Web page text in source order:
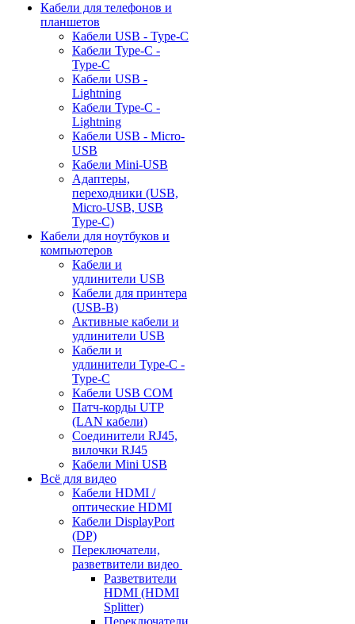
Кабели для телефонов и
планшетов
Кабели USB - Type-C
Кабели Type-C -
Type-C
Кабели USB -
Lightning
Кабели Type-C -
Lightning
Кабели USB - Micro-
USB
Кабели Mini-USB
Адаптеры,
переходники (USB,
Micro-USB, USB
Type-C)
Кабели для ноутбуков и
компьютеров
Кабели и
удлинители USB
Кабели для принтера
(USB-B)
Активные кабели и
удлинители USB
Кабели и
удлинители Type-C -
Type-C
Кабели USB COM
Патч-корды UTP
(LAN кабели)
Соединители RJ45,
вилочки RJ45
Кабели Mini USB
Всё для видео
Кабели HDMI /
оптические HDMI
Кабели DisplayPort
(DP)
Переключатели,
разветвители видео
Разветвители
HDMI (HDMI
Splitter)
Переключатели